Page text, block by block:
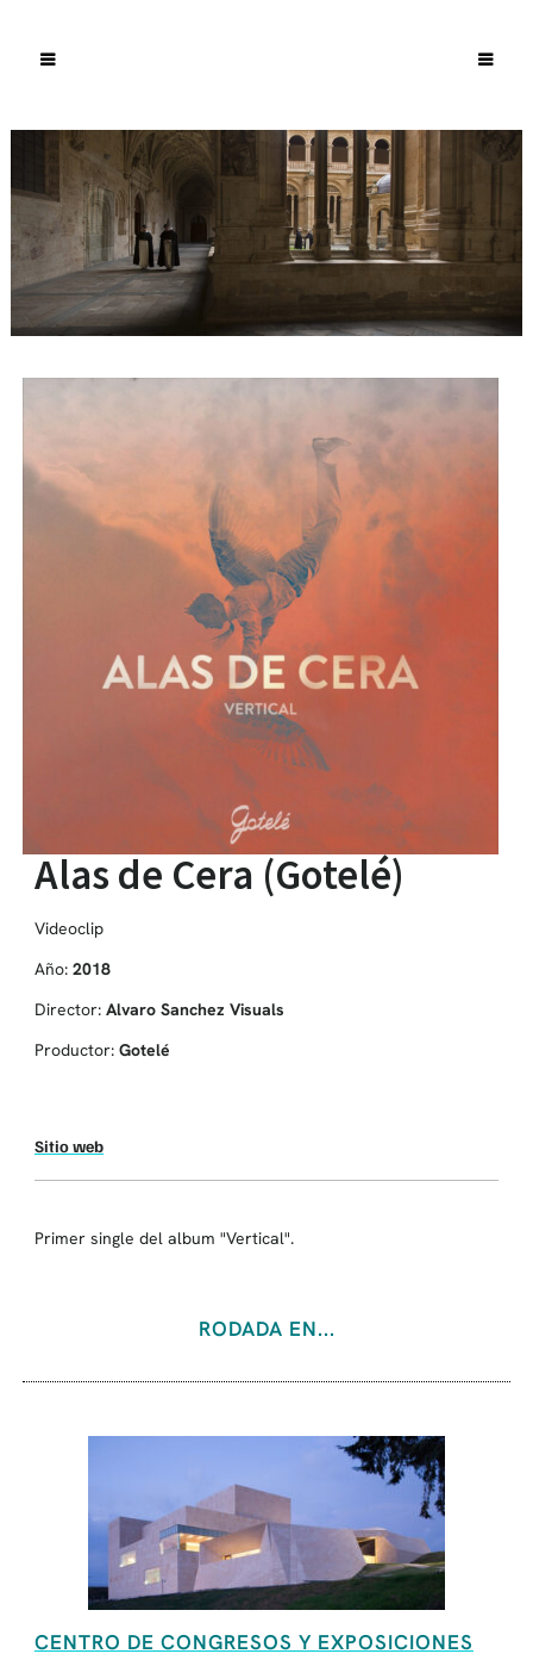
Alas de Cera (Gotelé)
Videoclip
Año: 2018
Director: Alvaro Sanchez Visuals
Productor: Gotelé
Sitio web
Primer single del album "Vertical".
RODADA EN...
CENTRO DE CONGRESOS Y EXPOSICIONES